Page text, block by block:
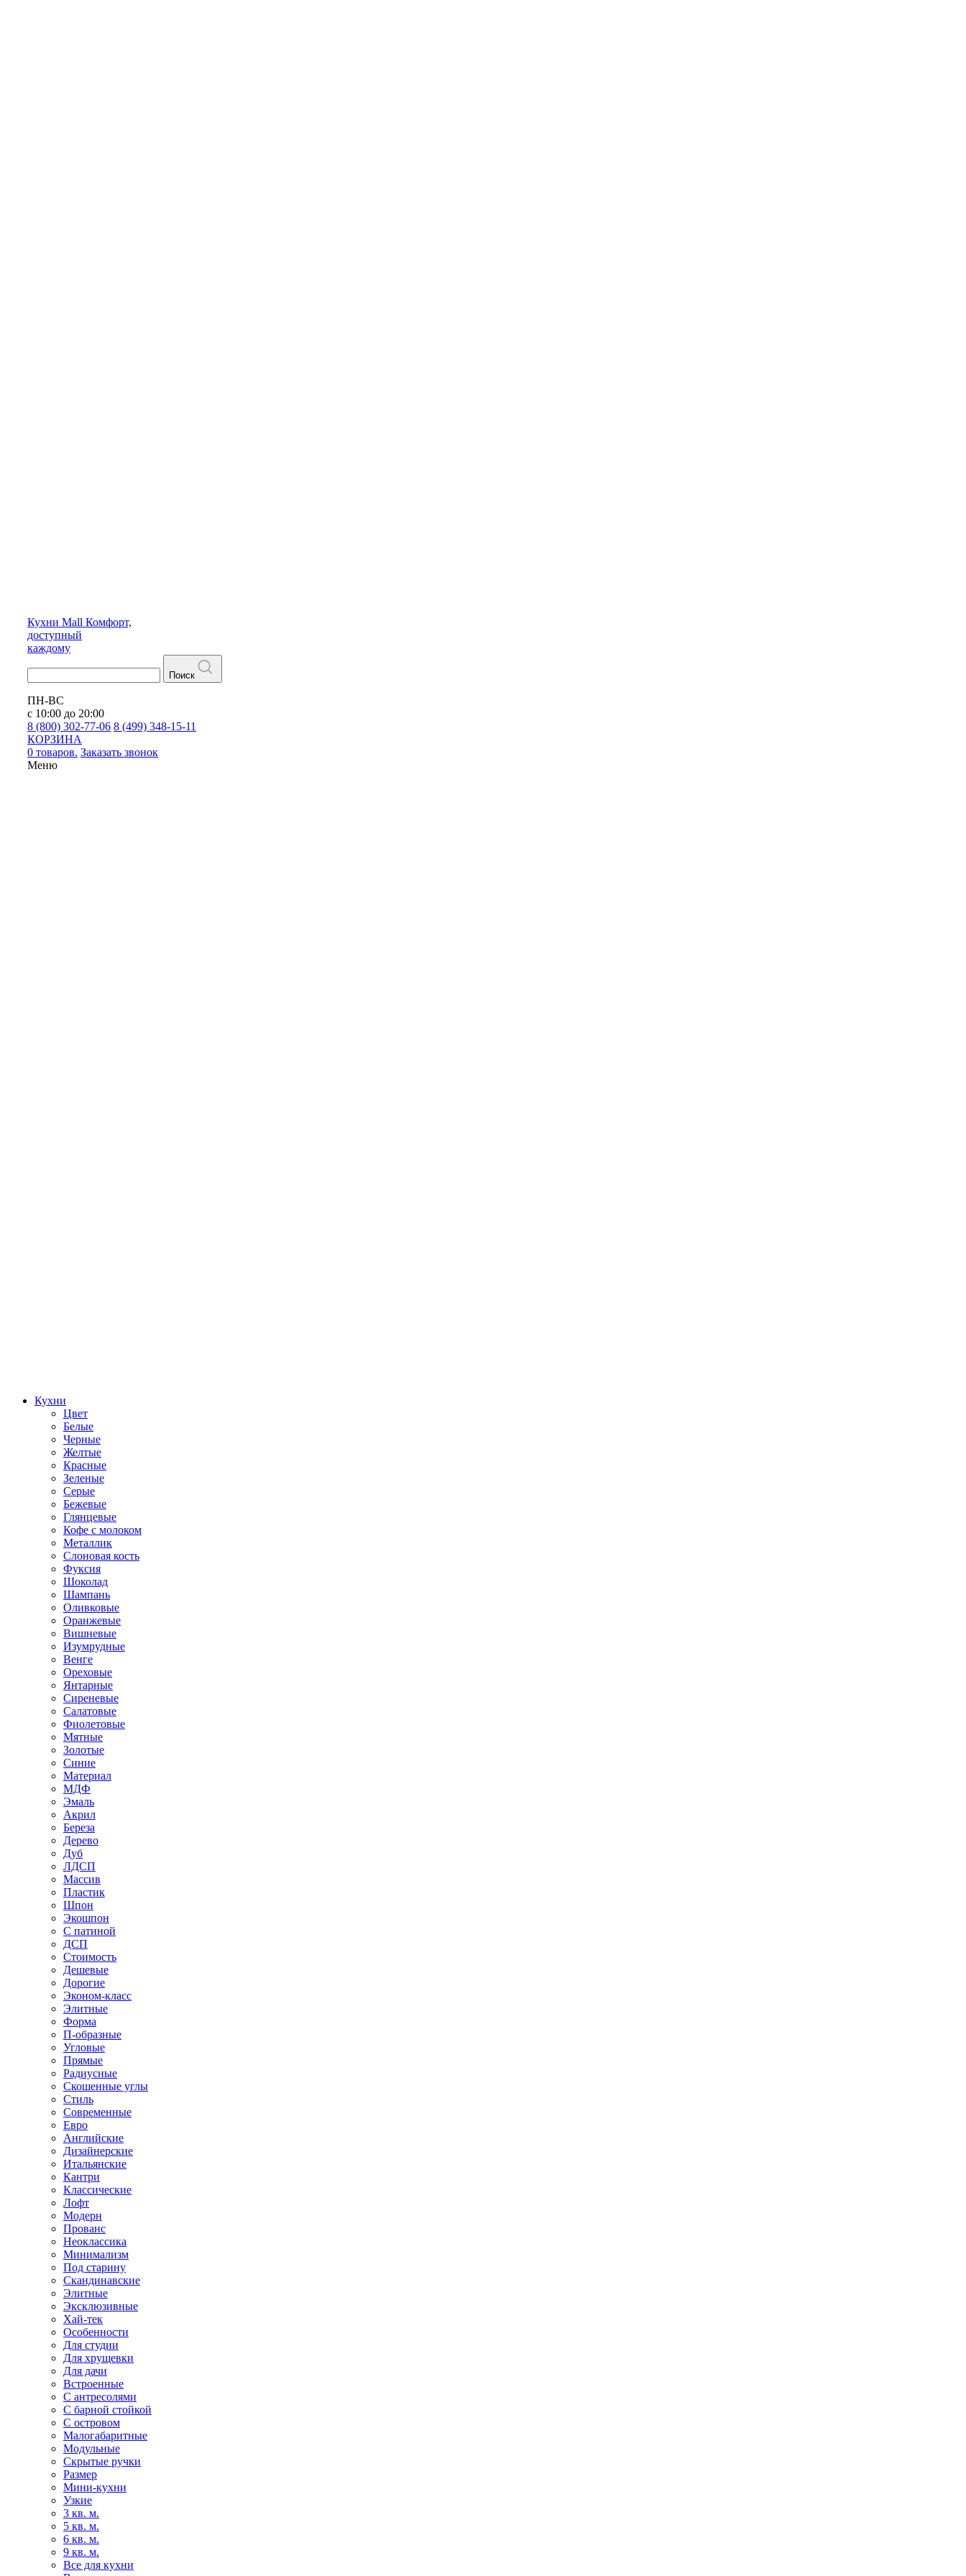
Кухни Mall Комфорт,
доступный
каждому
Поиск
ПН-ВС
с 10:00 до 20:00
8 (800) 302-77-06 8 (499) 348-15-11
КОРЗИНА
0 товаров. Заказать звонок
Меню
Кухни
Цвет
Белые
Черные
Желтые
Красные
Зеленые
Серые
Бежевые
Глянцевые
Кофе с молоком
Металлик
Слоновая кость
Фуксия
Шоколад
Шампань
Оливковые
Оранжевые
Вишневые
Изумрудные
Венге
Ореховые
Янтарные
Сиреневые
Салатовые
Фиолетовые
Мятные
Золотые
Синие
Материал
МДФ
Эмаль
Акрил
Береза
Дерево
Дуб
ЛДСП
Массив
Пластик
Шпон
Экошпон
С патиной
ДСП
Стоимость
Дешевые
Дорогие
Эконом-класс
Элитные
Форма
П-образные
Угловые
Прямые
Радиусные
Скошенные углы
Стиль
Современные
Евро
Английские
Дизайнерские
Итальянские
Кантри
Классические
Лофт
Модерн
Прованс
Неоклассика
Минимализм
Под старину
Скандинавские
Элитные
Эксклюзивные
Хай-тек
Особенности
Для студии
Для хрущевки
Для дачи
Встроенные
С антресолями
С барной стойкой
С островом
Малогабаритные
Модульные
Скрытые ручки
Размер
Мини-кухни
Узкие
3 кв. м.
5 кв. м.
6 кв. м.
9 кв. м.
Все для кухни